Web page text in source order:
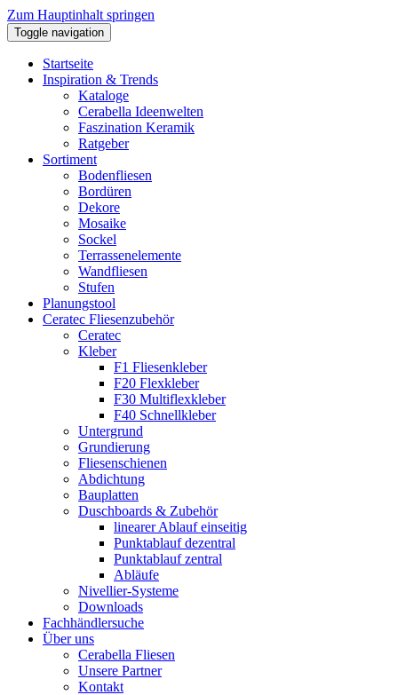
Zum Hauptinhalt springen
Toggle navigation
Startseite
Inspiration & Trends
Kataloge
Cerabella Ideenwelten
Faszination Keramik
Ratgeber
Sortiment
Bodenfliesen
Bordüren
Dekore
Mosaike
Sockel
Terrassenelemente
Wandfliesen
Stufen
Planungstool
Ceratec Fliesenzubehör
Ceratec
Kleber
F1 Fliesenkleber
F20 Flexkleber
F30 Multiflexkleber
F40 Schnellkleber
Untergrund
Grundierung
Fliesenschienen
Abdichtung
Bauplatten
Duschboards & Zubehör
linearer Ablauf einseitig
Punktablauf dezentral
Punktablauf zentral
Abläufe
Nivellier-Systeme
Downloads
Fachhändlersuche
Über uns
Cerabella Fliesen
Unsere Partner
Kontakt